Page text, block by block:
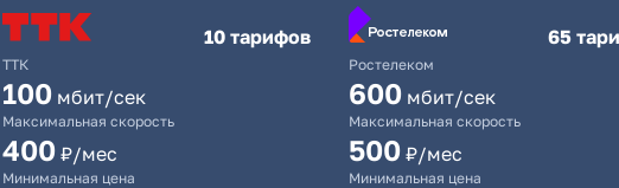
ТТК
10 тарифов
100 мбит/сек
Максимальная скорость
400 ₽/мес
Минимальная цена
Ростелеком
65
600 мбит/сек
Максимальная скорость
500 ₽/мес
Минимальная цена